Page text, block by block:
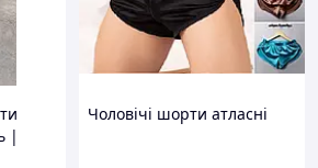
|
Чоловічі шорти атласні